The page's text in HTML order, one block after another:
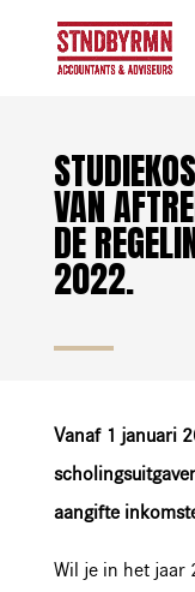
VAN
DE
2022.
Vanaf 1 januari
aangifte
Wil je in het jaar